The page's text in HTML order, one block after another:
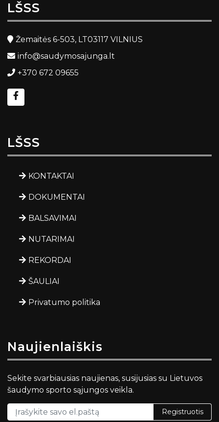
LŠSS
Žemaitės 6-503, LT03117 VILNIUS
info@saudymosajunga.lt
+370 672 09655
LŠSS
KONTAKTAI
DOKUMENTAI
BALSAVIMAI
NUTARIMAI
REKORDAI
ŠAULIAI
Privatumo politika
Naujienlaiškis
Sekite svarbiausias naujienas, susijusias su Lietuvos
šaudymo sporto sąjungos veikla.
Registruotis